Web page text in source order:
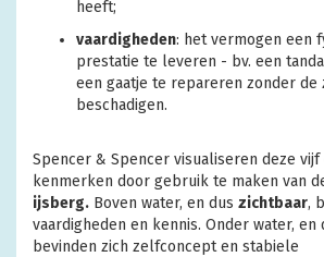
heeft;
vaardigheden: het vermogen een
prestatie te leveren - bv. een
een gaatje te repareren zonder de
beschadigen.
Spencer & Spencer visualiseren deze
kenmerken door gebruik te maken van
ijsberg. Boven water, en dus zichtbaar,
vaardigheden en kennis. Onder water, en
bevinden zich zelfconcept en stabiele